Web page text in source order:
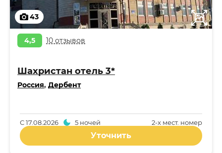
43
4,5 10 отзывов
Шахристан отель 3*
Россия, Дербент
2-x мест. номер
С17.08.2026 5 ночей
Уточнить